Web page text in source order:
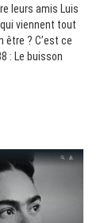
leurs amis Luis
viennent tout
être ? C’est ce
: Le buisson